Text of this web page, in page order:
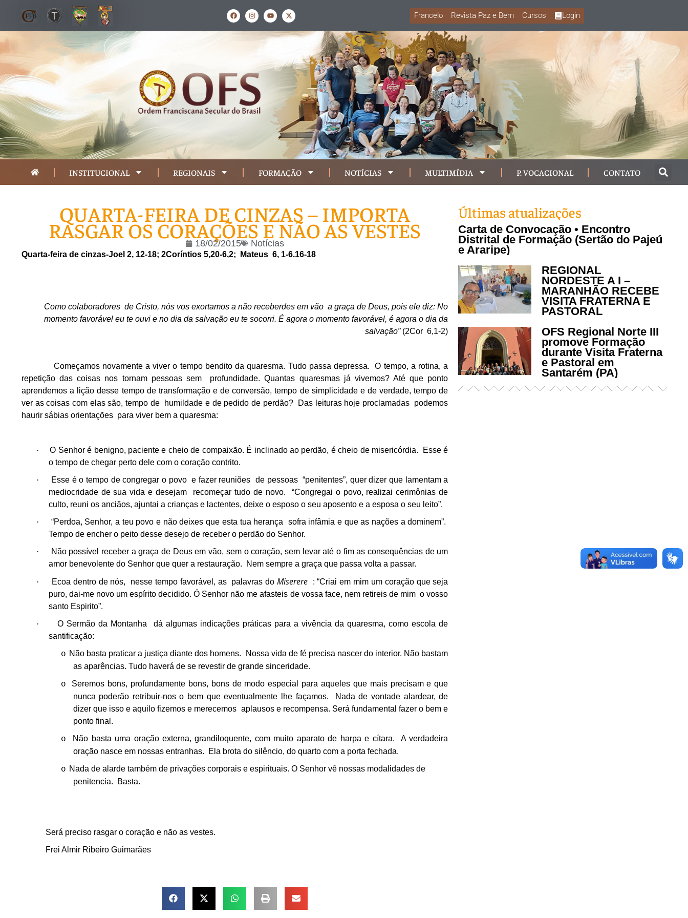
Francelo Revista Paz e Bem Cursos Login
INSTITUCIONAL REGIONAIS FORMAÇÃO NOTÍCIAS MULTIMÍDIA P. VOCACIONAL CONTATO
QUARTA-FEIRA DE CINZAS – IMPORTA
RASGAR OS CORAÇÕES E NÃO AS VESTES
18/02/2015 Notícias
Quarta-feira de cinzas-Joel 2, 12-18; 2Coríntios 5,20-6,2; Mateus 6, 1-6.16-18
Como colaboradores de Cristo, nós vos exortamos a não receberdes em vão a graça de Deus, pois ele diz: No
momento favorável eu te ouvi e no dia da salvação eu te socorri. É agora o momento favorável, é agora o dia da
salvação” (2Cor 6,1-2)
Começamos novamente a viver o tempo bendito da quaresma. Tudo passa depressa. O tempo, a rotina, a
repetição das coisas nos tornam pessoas sem profundidade. Quantas quaresmas já vivemos? Até que ponto
aprendemos a lição desse tempo de transformação e de conversão, tempo de simplicidade e de verdade, tempo de
ver as coisas com elas são, tempo de humildade e de pedido de perdão? Das leituras hoje proclamadas podemos
haurir sábias orientações para viver bem a quaresma:
·
O Senhor é benigno, paciente e cheio de compaixão. É inclinado ao perdão, é cheio de misericórdia. Esse é
o tempo de chegar perto dele com o coração contrito.
·
Esse é o tempo de congregar o povo e fazer reuniões de pessoas “penitentes”, quer dizer que lamentam a
mediocridade de sua vida e desejam recomeçar tudo de novo. “Congregai o povo, realizai cerimônias de
culto, reuni os anciãos, ajuntai a crianças e lactentes, deixe o esposo o seu aposento e a esposa o seu leito”.
·
“Perdoa, Senhor, a teu povo e não deixes que esta tua herança sofra infâmia e que as nações a dominem”.
Tempo de encher o peito desse desejo de receber o perdão do Senhor.
·
Não possível receber a graça de Deus em vão, sem o coração, sem levar até o fim as consequências de um
amor benevolente do Senhor que quer a restauração. Nem sempre a graça que passa volta a passar.
· Ecoa dentro de nós, nesse tempo favorável, as palavras do Miserere: “Criai em mim um coração que seja
puro, dai-me novo um espírito decidido. Ó Senhor não me afasteis de vossa face, nem retireis de mim o vosso
santo Espirito”.
·
O Sermão da Montanha dá algumas indicações práticas para a vivência da quaresma, como escola de
santificação:
o Não basta praticar a justiça diante dos homens. Nossa vida de fé precisa nascer do interior. Não bastam
as aparências. Tudo haverá de se revestir de grande sinceridade.
o
Seremos bons, profundamente bons, bons de modo especial para aqueles que mais precisam e que
nunca poderão retribuir-nos o bem que eventualmente lhe façamos. Nada de vontade alardear, de
dizer que isso e aquilo fizemos e merecemos aplausos e recompensa. Será fundamental fazer o bem e
ponto final.
o
Não basta uma oração externa, grandiloquente, com muito aparato de harpa e cítara. A verdadeira
oração nasce em nossas entranhas. Ela brota do silêncio, do quarto com a porta fechada.
o Nada de alarde também de privações corporais e espirituais. O Senhor vê nossas modalidades de
penitencia. Basta.
Será preciso rasgar o coração e não as vestes.
Frei Almir Ribeiro Guimarães
Últimas atualizações
Carta de Convocação • Encontro
Distrital de Formação (Sertão do Pajeú
e Araripe)
REGIONAL
NORDESTE A I –
MARANHÃO RECEBE
VISITA FRATERNA E
PASTORAL
OFS Regional Norte III
promove Formação
durante Visita Fraterna
e Pastoral em
Santarém (PA)